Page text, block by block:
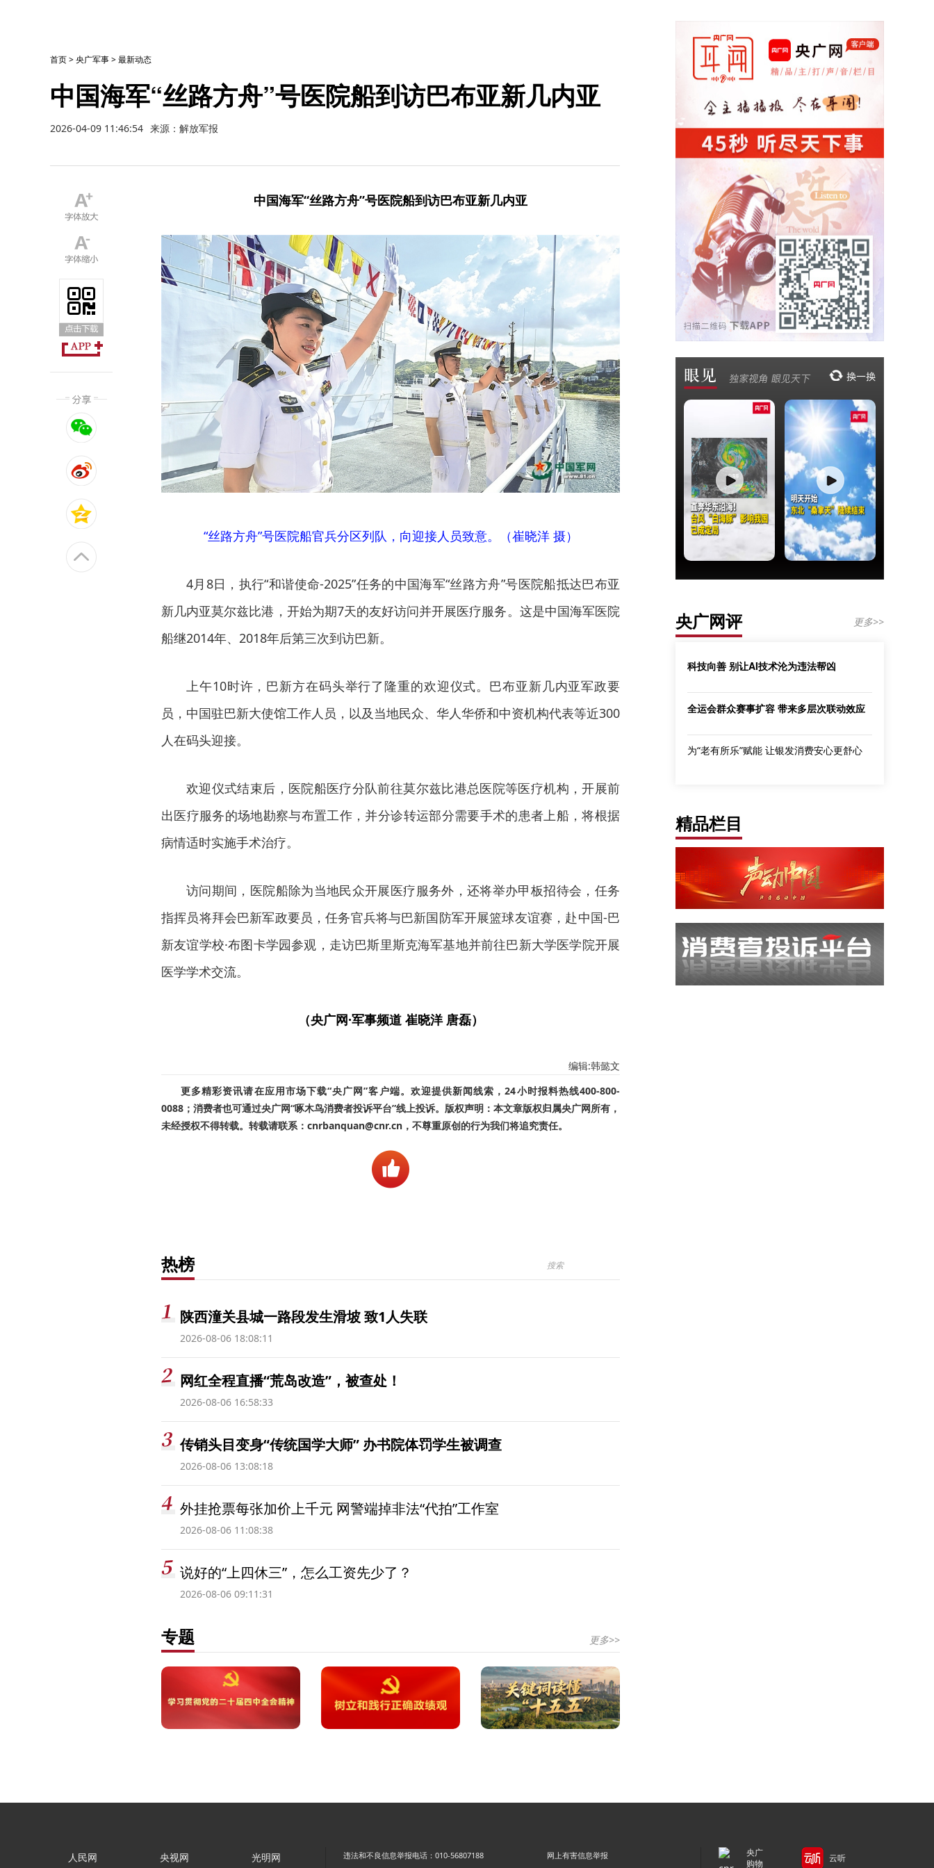
首页>央广军事>最新动态
中国海军“丝路方舟”号医院船到访巴布亚新几内亚
2026-04-09 11:46:54 来源：解放军报
中国海军“丝路方舟”号医院船到访巴布亚新几内亚
“丝路方舟”号医院船官兵分区列队，向迎接人员致意。（崔晓洋 摄）
4月8日，执行“和谐使命-2025”任务的中国海军“丝路方舟”号医院船抵达巴布亚
新几内亚莫尔兹比港，开始为期7天的友好访问并开展医疗服务。这是中国海军医院
船继2014年、2018年后第三次到访巴新。
上午10时许，巴新方在码头举行了隆重的欢迎仪式。巴布亚新几内亚军政要
员，中国驻巴新大使馆工作人员，以及当地民众、华人华侨和中资机构代表等近300
人在码头迎接。
欢迎仪式结束后，医院船医疗分队前往莫尔兹比港总医院等医疗机构，开展前
出医疗服务的场地勘察与布置工作，并分诊转运部分需要手术的患者上船，将根据
病情适时实施手术治疗。
访问期间，医院船除为当地民众开展医疗服务外，还将举办甲板招待会，任务
指挥员将拜会巴新军政要员，任务官兵将与巴新国防军开展篮球友谊赛，赴中国-巴
新友谊学校·布图卡学园参观，走访巴斯里斯克海军基地并前往巴新大学医学院开展
医学学术交流。
（央广网·军事频道 崔晓洋 唐磊）
编辑:韩懿文
更多精彩资讯请在应用市场下载“央广网”客户端。欢迎提供新闻线索，24小时报料热线400-800-
0088；消费者也可通过央广网“啄木鸟消费者投诉平台”线上投诉。版权声明：本文章版权归属央广网所有，
未经授权不得转载。转载请联系：cnrbanquan@cnr.cn，不尊重原创的行为我们将追究责任。
热榜
陕西潼关县城一路段发生滑坡 致1人失联
2026-08-06 18:08:11
网红全程直播“荒岛改造”，被查处！
2026-08-06 16:58:33
传销头目变身“传统国学大师” 办书院体罚学生被调查
2026-08-06 13:08:18
外挂抢票每张加价上千元 网警端掉非法“代拍”工作室
2026-08-06 11:08:38
说好的“上四休三”，怎么工资先少了？
2026-08-06 09:11:31
专题 更多>>
央广网评 更多>>
科技向善 别让AI技术沦为违法帮凶
全运会群众赛事扩容 带来多层次联动效应
为“老有所乐”赋能 让银发消费安心更舒心
精品栏目
人民网 央视网 光明网 违法和不良信息举报电话：010-56807188
网上有害信息举报
央广
购物
云听